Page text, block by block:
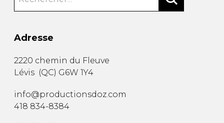
Adresse
2220 chemin du Fleuve
Lévis (QC) G6W 1Y4
info@productionsdoz.com
418 834-8384